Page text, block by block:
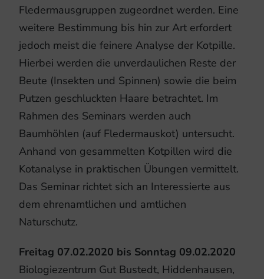
Fledermausgruppen zugeordnet werden. Eine
weitere Bestimmung bis hin zur Art erfordert
jedoch meist die feinere Analyse der Kotpille.
Hierbei werden die unverdaulichen Reste der
Beute (Insekten und Spinnen) sowie die beim
Putzen geschluckten Haare betrachtet. Im
Rahmen des Seminars werden auch
Baumhöhlen (auf Fledermauskot) untersucht.
Anhand von gesammelten Kotpillen wird die
Kotanalyse in praktischen Übungen vermittelt.
Das Seminar richtet sich an Interessierte aus
dem ehrenamtlichen und amtlichen
Naturschutz.
Freitag 07.02.2020 bis Sonntag 09.02.2020
Biologiezentrum Gut Bustedt, Hiddenhausen,